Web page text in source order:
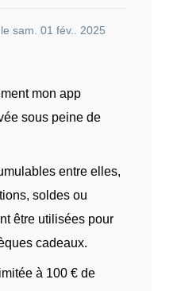
sam. 01 fév.. 2025
mon app
sous peine de
entre elles,
soldes ou
être utilisées pour
cadeaux.
à 100 € de